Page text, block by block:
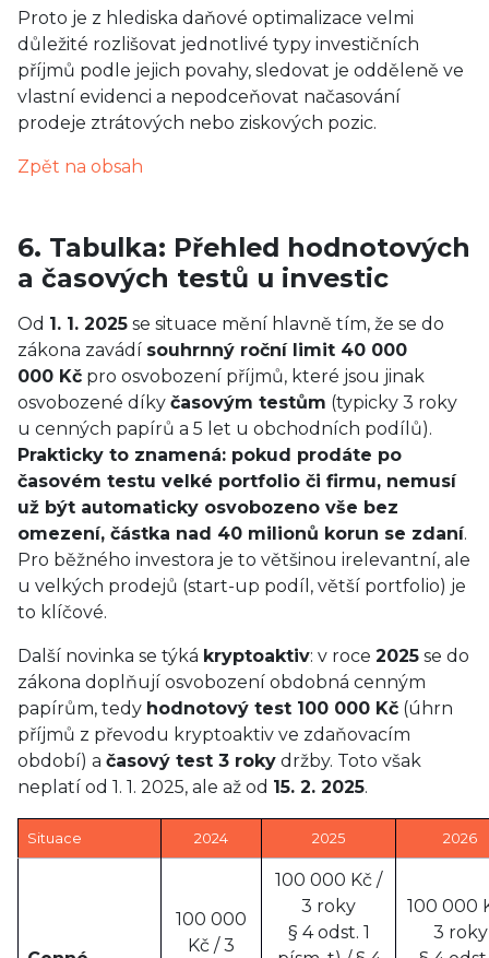
Proto je z hlediska daňové optimalizace velmi
důležité rozlišovat jednotlivé typy investičních
příjmů podle jejich povahy, sledovat je odděleně ve
vlastní evidenci a nepodceňovat načasování
prodeje ztrátových nebo ziskových pozic.
Zpět na obsah
6. Tabulka: Přehled hodnotových
a časových testů u investic
Od 1. 1. 2025 se situace mění hlavně tím, že se do
zákona zavádí souhrnný roční limit 40 000
000 Kč pro osvobození příjmů, které jsou jinak
osvobozené díky časovým testům (typicky 3 roky
u cenných papírů a 5 let u obchodních podílů).
Prakticky to znamená: pokud prodáte po
časovém testu velké portfolio či firmu, nemusí
už být automaticky osvobozeno vše bez
omezení, částka nad 40 milionů korun se zdaní.
Pro běžného investora je to většinou irelevantní, ale
u velkých prodejů (start-up podíl, větší portfolio) je
to klíčové.
Další novinka se týká kryptoaktiv: v roce 2025 se do
zákona doplňují osvobození obdobná cenným
papírům, tedy hodnotový test 100 000 Kč (úhrn
příjmů z převodu kryptoaktiv ve zdaňovacím
období) a časový test 3 roky držby. Toto však
neplatí od 1. 1. 2025, ale až od 15. 2. 2025.
Situace 2024 2025 2026
100 000
Kč / 3
100 000 Kč /
3 roky
§ 4 odst. 1
100 000
3 roky